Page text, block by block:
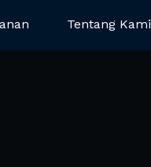
Tentang Kami